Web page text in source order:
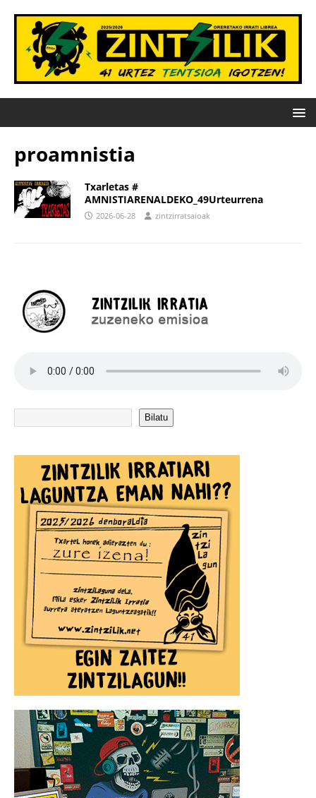
proamnistia
Txarletas #
AMNISTIARENALDEKO_49Urteurrena
2026-06-28 zintzirratsaioak
Bilatu